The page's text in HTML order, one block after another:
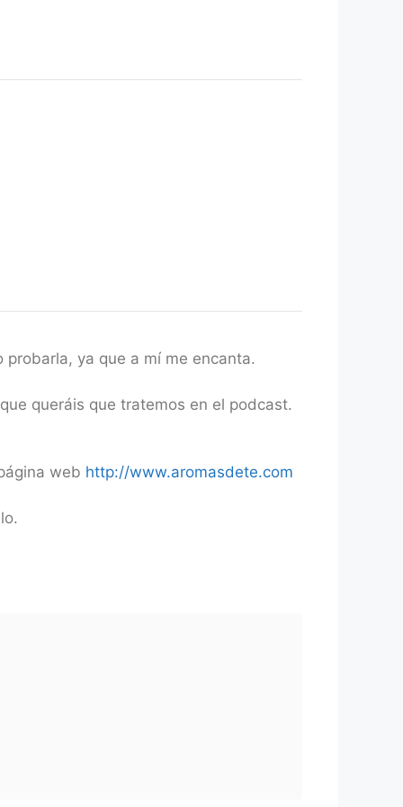
ya que a mí me encanta.
queráis que tratemos en el podcast.
web http://www.aromasdete.com